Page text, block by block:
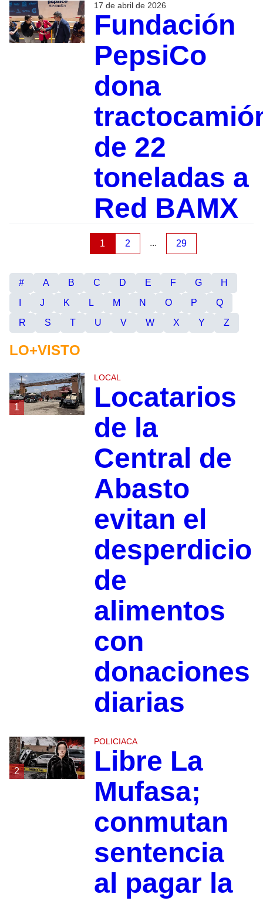
17 de abril de 2026
Fundación
PepsiCo
dona
de 22
toneladas a
Red BAMX
1 2 ... 29
# A B C D E F G
H
J K L M N O P
Q
R
S T U V W X Y Z
LO+VISTO
1
LOCAL
Locatarios
de la
Central de
Abasto
evitan el
desperdicio
de
alimentos
con
donaciones
diarias
2
POLICIACA
Libre La
Mufasa;
conmutan
sentencia
al pagar la